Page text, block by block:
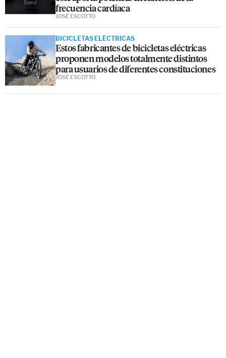
frecuencia cardíaca
JOSÉ ESCOTTO
BICICLETAS ELÉCTRICAS
Estos fabricantes de bicicletas eléctricas
proponen modelos totalmente distintos
para usuarios de diferentes constituciones
JOSÉ ESCOTTO